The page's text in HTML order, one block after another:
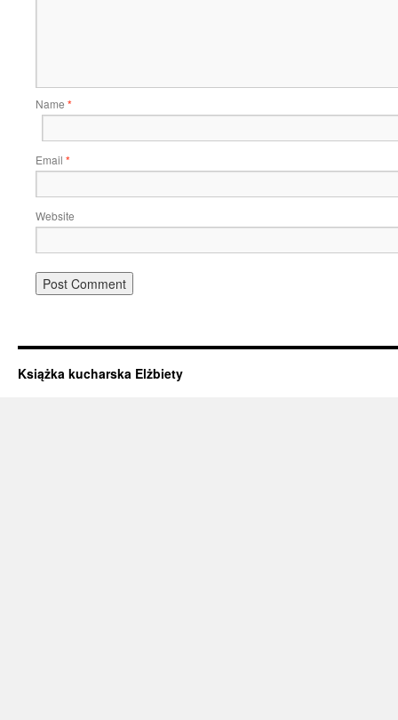
Name *
Email *
Website
Książka kucharska Elżbiety